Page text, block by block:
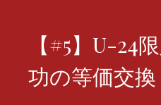
【#5】U-24
功の等価交換